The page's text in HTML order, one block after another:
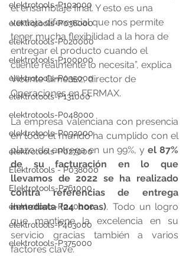
elektrotools-P102000
elektrotools-P036000
elektrotools-P020000
elektrotools-P100000
elektrotools-P035000
elektrotools-P131000
elektrotools-P048000
elektrotools-P092000
elektrotools-P027000
Elektrotools - P038000
Elektrotools-P761000
elektrotools-P040000
elektrotools-P463000
elektrotools-P375000
el ensamblaje final. Y esto es una
ventaja diferencial que nos permite
tener mucha flexibilidad a la hora de
entregar el producto cuando el
cliente realmente lo necesita”, explica
Vicente Giménez, director de
Operaciones en FERMAX.
La empresa valenciana con presencia
en todo el mundo ha cumplido con el
plazo de entrega en un 99%, y el 87%
de su facturación en lo que
llevamos de 2022 se ha realizado
contra referencias de entrega
inmediata (24 horas). Todo un logro
que mantiene la excelencia en su
servicio gracias también a varios
factores clave.